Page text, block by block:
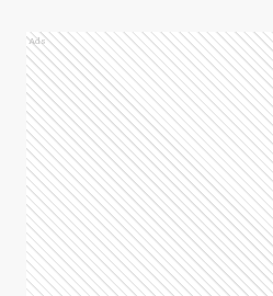
Ads